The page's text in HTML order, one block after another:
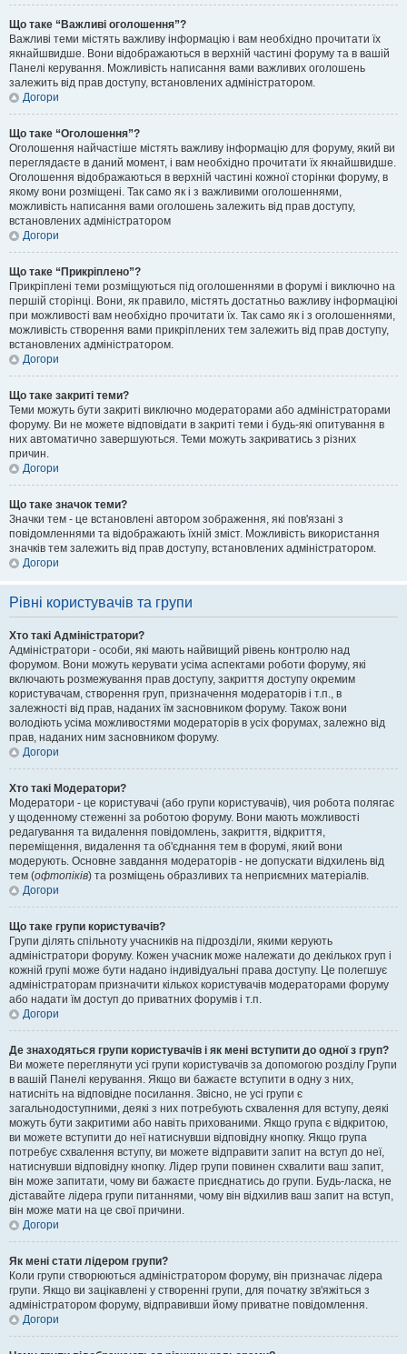
Що таке “Важливі оголошення”?
Важливі теми містять важливу інформацію і вам необхідно прочитати їх
якнайшвидше. Вони відображаються в верхній частині форуму та в вашій
Панелі керування. Можливість написання вами важливих оголошень
залежить від прав доступу, встановлених адміністратором.
Догори
Що таке “Оголошення”?
Оголошення найчастіше містять важливу інформацію для форуму, який ви
переглядаєте в даний момент, і вам необхідно прочитати їх якнайшвидше.
Оголошення відображаються в верхній частині кожної сторінки форуму, в
якому вони розміщені. Так само як і з важливими оголошеннями,
можливість написання вами оголошень залежить від прав доступу,
встановлених адміністратором
Догори
Що таке “Прикріплено”?
Прикріплені теми розміщуються під оголошеннями в форумі і виключно на
першій сторінці. Вони, як правило, містять достатньо важливу інформаціюі
при можливості вам необхідно прочитати їх. Так само як і з оголошеннями,
можливість створення вами прикріплених тем залежить від прав доступу,
встановлених адміністратором.
Догори
Що таке закриті теми?
Теми можуть бути закриті виключно модераторами або адміністраторами
форуму. Ви не можете відповідати в закриті теми і будь-які опитування в
них автоматично завершуються. Теми можуть закриватись з різних
причин.
Догори
Що таке значок теми?
Значки тем - це встановлені автором зображення, які пов'язані з
повідомленнями та відображають їхній зміст. Можливість використання
значків тем залежить від прав доступу, встановлених адміністратором.
Догори
Рівні користувачів та групи
Хто такі Адміністратори?
Адміністратори - особи, які мають найвищий рівень контролю над
форумом. Вони можуть керувати усіма аспектами роботи форуму, які
включають розмежування прав доступу, закриття доступу окремим
користувачам, створення груп, призначення модераторів і т.п., в
залежності від прав, наданих їм засновником форуму. Також вони
володіють усіма можливостями модераторів в усіх форумах, залежно від
прав, наданих ним засновником форуму.
Догори
Хто такі Модератори?
Модератори - це користувачі (або групи користувачів), чия робота полягає
у щоденному стеженні за роботою форуму. Вони мають можливості
редагування та видалення повідомлень, закриття, відкриття,
переміщення, видалення та об'єднання тем в форумі, який вони
модерують. Основне завдання модераторів - не допускати відхилень від
тем (офтопіків) та розміщень образливих та неприємних матеріалів.
Догори
Що таке групи користувачів?
Групи ділять спільноту учасників на підрозділи, якими керують
адміністратори форуму. Кожен учасник може належати до декількох груп і
кожній групі може бути надано індивідуальні права доступу. Це полегшує
адміністраторам призначити кількох користувачів модераторами форуму
або надати їм доступ до приватних форумів і т.п.
Догори
Де знаходяться групи користувачів і як мені вступити до одної з груп?
Ви можете переглянути усі групи користувачів за допомогою розділу Групи
в вашій Панелі керування. Якщо ви бажаєте вступити в одну з них,
натисніть на відповідне посилання. Звісно, не усі групи є
загальнодоступними, деякі з них потребують схвалення для вступу, деякі
можуть бути закритими або навіть прихованими. Якщо група є відкритою,
ви можете вступити до неї натиснувши відповідну кнопку. Якщо група
потребує схвалення вступу, ви можете відправити запит на вступ до неї,
натиснувши відповідну кнопку. Лідер групи повинен схвалити ваш запит,
він може запитати, чому ви бажаєте приєднатись до групи. Будь-ласка, не
діставайте лідера групи питаннями, чому він відхилив ваш запит на вступ,
він може мати на це свої причини.
Догори
Як мені стати лідером групи?
Коли групи створюються адміністратором форуму, він призначає лідера
групи. Якщо ви зацікавлені у створенні групи, для початку зв'яжіться з
адміністратором форуму, відправивши йому приватне повідомлення.
Догори